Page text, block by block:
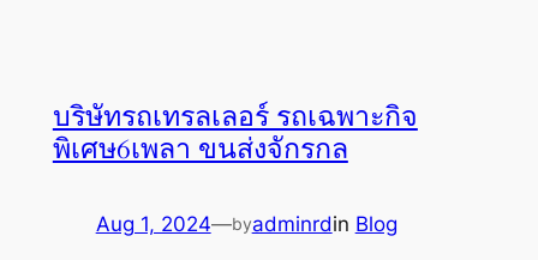
บริษัทรถเทรลเลอร์ รถเฉพาะกิจ
พิเศษ6เพลา ขนส่งจักรกล
Aug 1, 2024—byadminrdin Blog